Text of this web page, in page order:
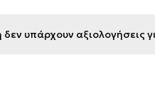
δεν υπάρχουν αξιολογήσεις